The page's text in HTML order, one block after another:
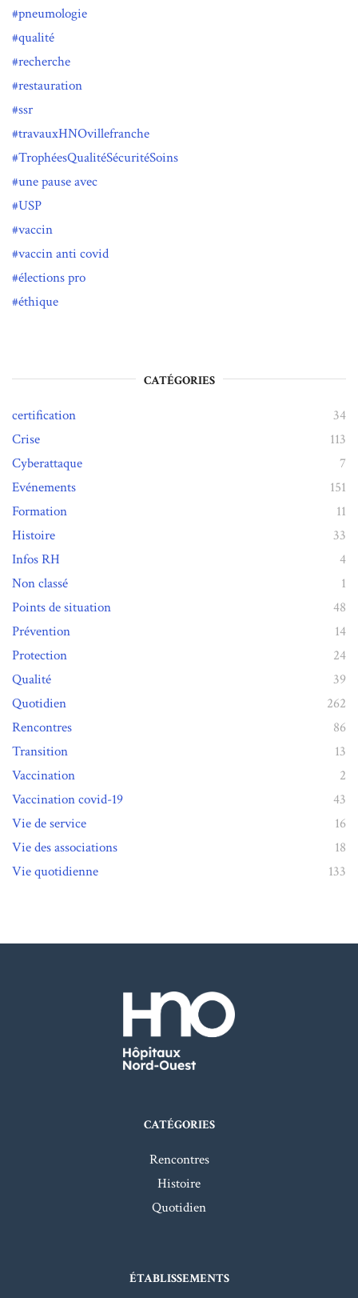
pneumologie
qualité
recherche
restauration
ssr
travauxHNOvillefranche
TrophéesQualitéSécuritéSoins
une pause avec
USP
vaccin
vaccin anti covid
élections pro
éthique
CATÉGORIES
certification
34
Crise
113
Cyberattaque
7
Evénements
151
Formation
11
Histoire
33
Infos RH
4
Non classé
1
Points de situation
48
Prévention
14
Protection
24
Qualité
39
Quotidien
262
Rencontres
86
Transition
13
Vaccination
2
Vaccination covid-19
43
Vie de service
16
Vie des associations
18
Vie quotidienne
133
CATÉGORIES
Rencontres
Histoire
Quotidien
ÉTABLISSEMENTS